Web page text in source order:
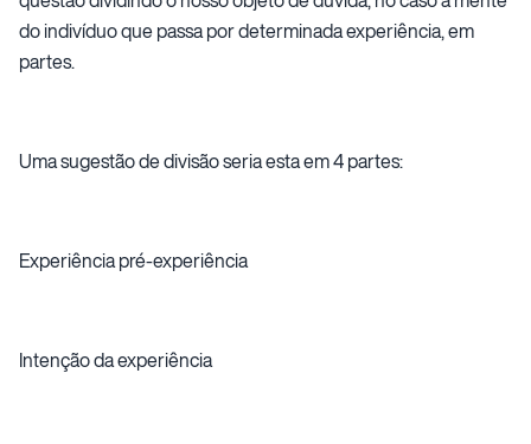
do indivíduo que passa por determinada experiência, em
partes.
Uma sugestão de divisão seria esta em 4 partes:
Experiência pré-experiência
Intenção da experiência